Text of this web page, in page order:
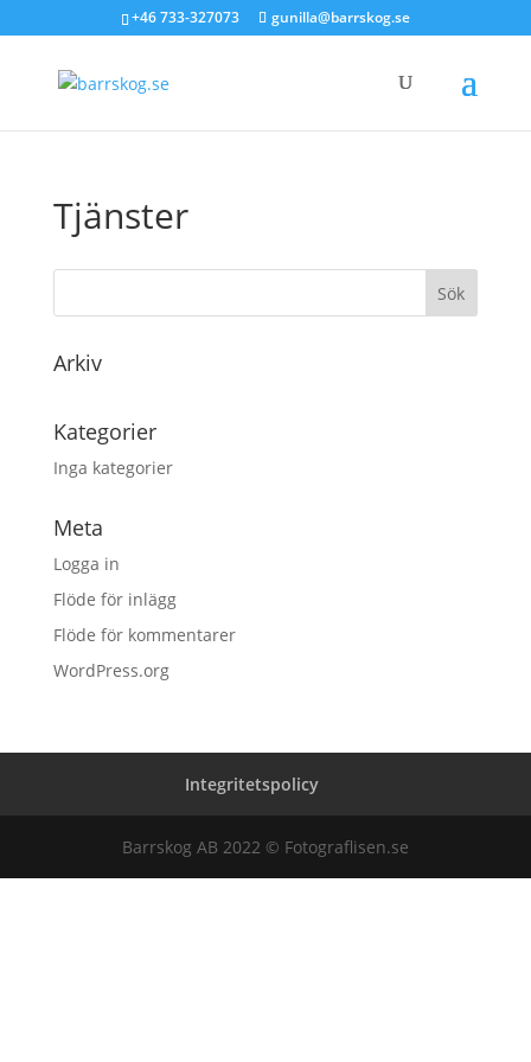
+46 733-327073 gunilla@barrskog.se
Tjänster
Arkiv
Kategorier
Inga kategorier
Meta
Logga in
Flöde för inlägg
Flöde för kommentarer
WordPress.org
Integritetspolicy
Barrskog AB 2022 © Fotograflisen.se